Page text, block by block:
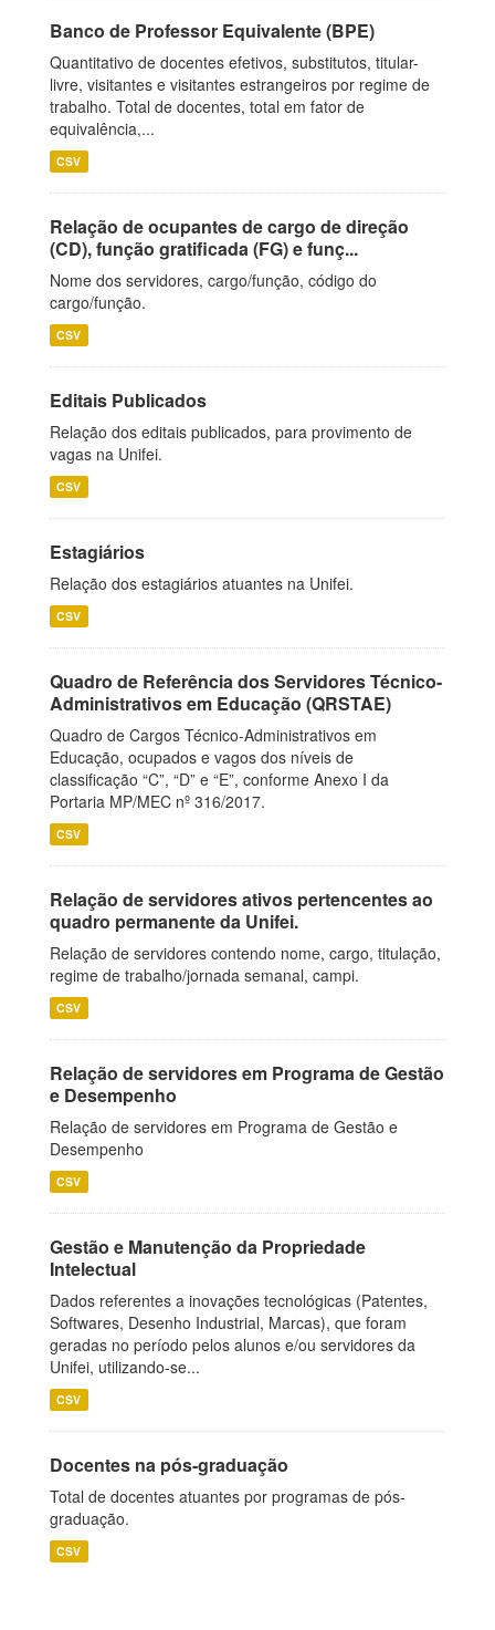
Banco de Professor Equivalente (BPE)
Quantitativo de docentes efetivos, substitutos, titular-
livre, visitantes e visitantes estrangeiros por regime de
trabalho. Total de docentes, total em fator de
equivalência,...
CSV
Relação de ocupantes de cargo de direção
(CD), função gratificada (FG) e funç...
Nome dos servidores, cargo/função, código do
cargo/função.
CSV
Editais Publicados
Relação dos editais publicados, para provimento de
vagas na Unifei.
CSV
Estagiários
Relação dos estagiários atuantes na Unifei.
CSV
Quadro de Referência dos Servidores Técnico-
Administrativos em Educação (QRSTAE)
Quadro de Cargos Técnico-Administrativos em
Educação, ocupados e vagos dos níveis de
classificação “C”, “D” e “E”, conforme Anexo I da
Portaria MP/MEC nº 316/2017.
CSV
Relação de servidores ativos pertencentes ao
quadro permanente da Unifei.
Relação de servidores contendo nome, cargo, titulação,
regime de trabalho/jornada semanal, campi.
CSV
Relação de servidores em Programa de Gestão
e Desempenho
Relação de servidores em Programa de Gestão e
Desempenho
CSV
Gestão e Manutenção da Propriedade
Intelectual
Dados referentes a inovações tecnológicas (Patentes,
Softwares, Desenho Industrial, Marcas), que foram
geradas no período pelos alunos e/ou servidores da
Unifei, utilizando-se...
CSV
Docentes na pós-graduação
Total de docentes atuantes por programas de pós-
graduação.
CSV